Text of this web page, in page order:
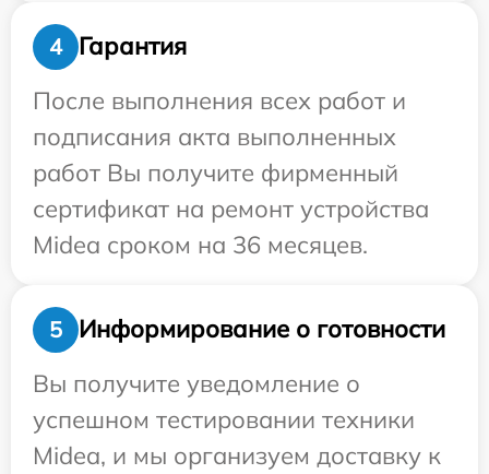
4
Гарантия
После выполнения всех работ и
подписания акта выполненных
работ Вы получите фирменный
сертификат на ремонт устройства
Midea сроком на 36 месяцев.
5
Информирование о готовности
Вы получите уведомление о
успешном тестировании техники
Midea, и мы организуем доставку к